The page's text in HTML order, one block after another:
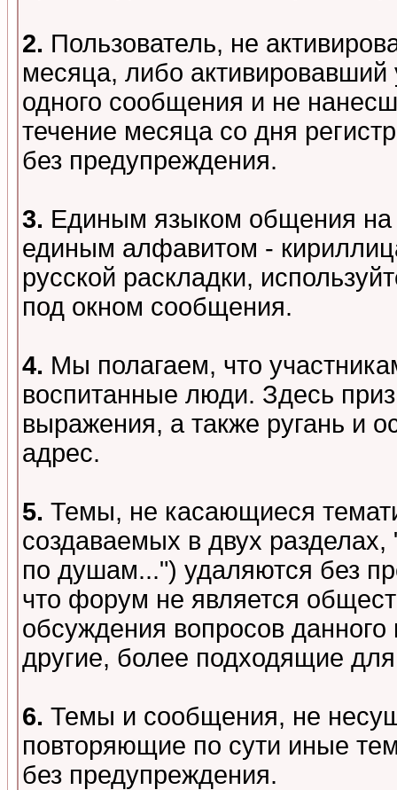
2. Пользователь, не
месяца, либо
одного сообщения и не
течение месяца со дня
без предупреждения.
3. Единым языком общения на
единым алфавитом -
русской раскладки,
под окном сообщения.
4. Мы полагаем, что
воспитанные люди. Здесь
выражения, а также ругань и
адрес.
5. Темы, не касающиеся
создаваемых в двух
по душам...") удаляются без
что форум не является
обсуждения вопросов данного
другие, более подходящие для
6. Темы и сообщения, не
повторяющие по сути иные
без предупреждения.